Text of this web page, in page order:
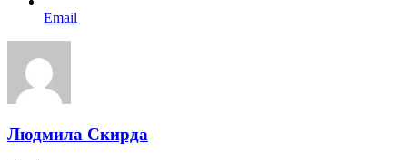
Email
Людмила Скирда